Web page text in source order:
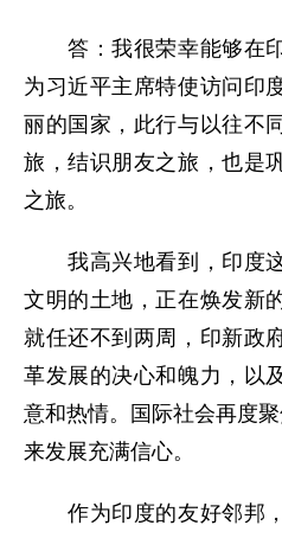
答：我很荣幸能够在印
为习近平主席特使访问印
丽的国家，此行与以往不
旅，结识朋友之旅，也是
之旅。
我高兴地看到，印度这
文明的土地，正在焕发新
就任还不到两周，印新政
革发展的决心和魄力，以
意和热情。国际社会再度
来发展充满信心。
作为印度的友好邻邦，